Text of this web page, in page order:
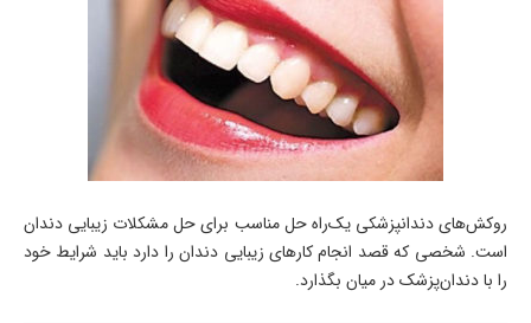
روکش‌های دندانپزشکی یک‌راه حل مناسب برای حل مشکلات زیبایی دندان
است. شخصی که قصد انجام کارهای زیبایی دندان را دارد باید شرایط خود
را با دندان‌پزشک در میان بگذارد.